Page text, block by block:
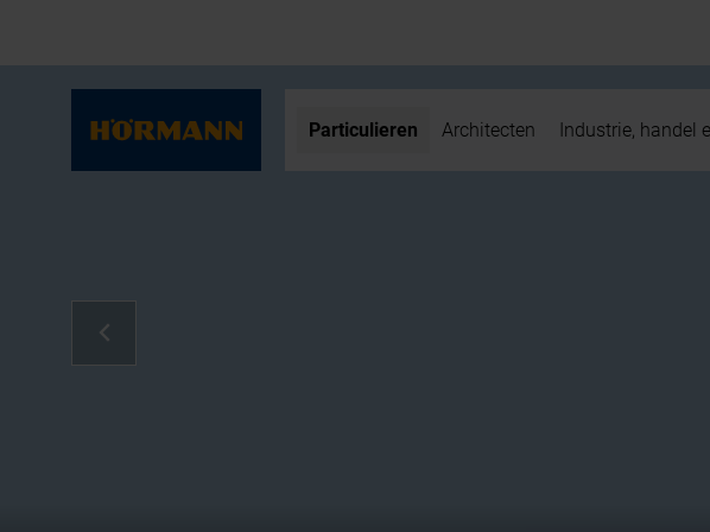
Particulieren Architecten Industrie, handel